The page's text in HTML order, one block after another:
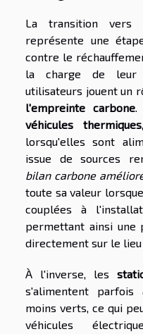
La transition vers
représente une
contre le
la charge de leur
utilisateurs jouent un
l'empreinte carbone.
véhicules thermiques
lorsqu'elles sont
issue de sources
bilan carbone
toute sa valeur
couplées à
permettant ainsi une
directement sur le
À l'inverse, les
s'alimentent parfois
moins verts, ce qui
véhicules